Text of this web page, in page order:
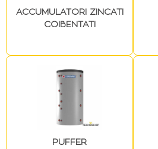
ACCUMULATORI ZINCATI
COIBENTATI
PUFFER